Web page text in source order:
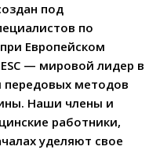
под
по
Европейском
— мировой лидер в
передовых методов
Наши члены и
работники,
уделяют свое